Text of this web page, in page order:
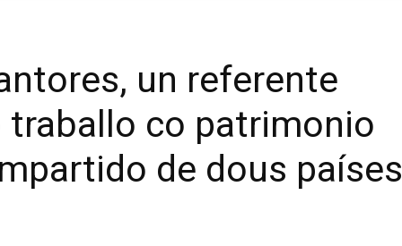
un referente
traballo co patrimonio
de dous países